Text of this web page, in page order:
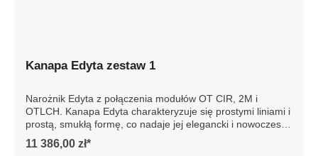
Kanapa Edyta zestaw 1
Narożnik Edyta z połączenia modułów OT CIR, 2M i
OTLCH. Kanapa Edyta charakteryzuje się prostymi liniami i
prostą, smukłą formę, co nadaje jej elegancki i nowoczesny
wygląd. Posiada luźne poduszki siedziska i oparcia, które
są bardzo komfortowe. Sofa jest osadzona na niskich
11 386,00 zł*